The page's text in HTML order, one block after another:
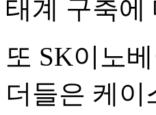
태계 구축에
또 SK이노
더들은 케